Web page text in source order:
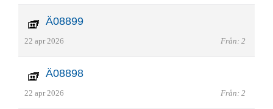
Ä08899
22 apr 2026 Från: 2
Ä08898
22 apr 2026 Från: 2